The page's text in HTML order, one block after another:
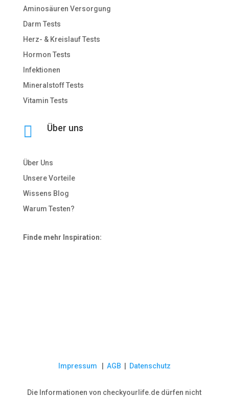
Aminosäuren Versorgung
Darm Tests
Herz- & Kreislauf Tests
Hormon Tests
Infektionen
Mineralstoff Tests
Vitamin Tests
 Über uns
Über Uns
Unsere Vorteile
Wissens Blog
Warum Testen?
Finde mehr Inspiration:
Impressum AGB Datenschutz
Die Informationen von checkyourlife.de dürfen nicht